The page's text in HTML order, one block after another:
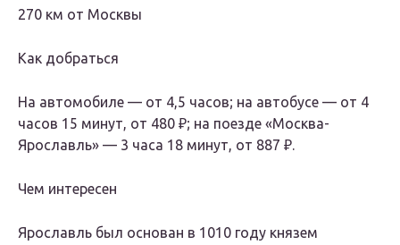
270 км от Москвы
Как добраться
На автомобиле — от 4,5 часов; на автобусе — от 4
часов 15 минут, от 480 ₽; на поезде «Москва-
Ярославль» — 3 часа 18 минут, от 887 ₽.
Чем интересен
Ярославль был основан в 1010 году князем